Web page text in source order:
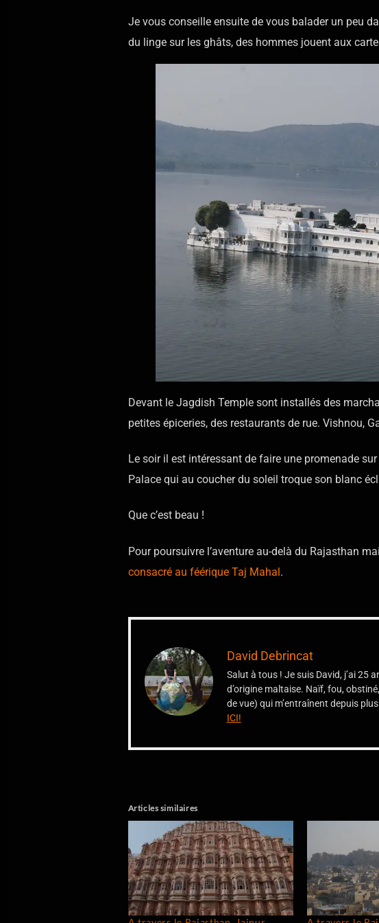
Je vous conseille ensuite de vous balader un peu
du linge sur les ghâts, des hommes jouent aux
Devant le Jagdish Temple sont installés des
petites épiceries, des restaurants de rue. Vishnou,
Le soir il est intéressant de faire une promenade
Palace qui au coucher du soleil troque son blanc
Que c’est beau !
Pour poursuivre l’aventure au-delà du Rajasthan
consacré au féérique Taj Mahal.
David Debrincat
Salut à tous ! Je suis David, j’ai 25
d’origine maltaise. Naïf, fou,
de vue) qui m’entraînent depuis
ICI!
Articles similaires